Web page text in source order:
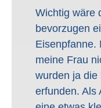
Wichtig wäre
bevorzugen
Eisenpfanne.
meine Frau
wurden ja die
erfunden. Als